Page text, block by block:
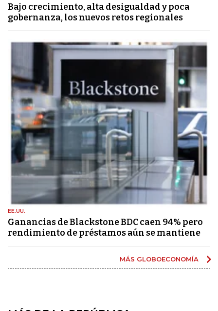
Bajo crecimiento, alta desigualdad y poca
gobernanza, los nuevos retos regionales
EE.UU.
Ganancias de Blackstone BDC caen 94% pero
rendimiento de préstamos aún se mantiene
MÁS GLOBOECONOMÍA